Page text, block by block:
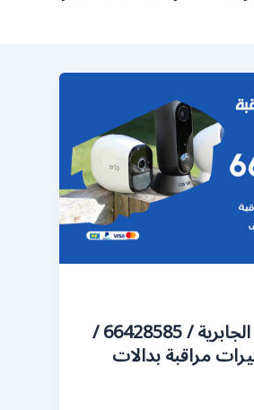
رقم فني كاميرات الجابرية / 66428585 /
مراقبة بدالات